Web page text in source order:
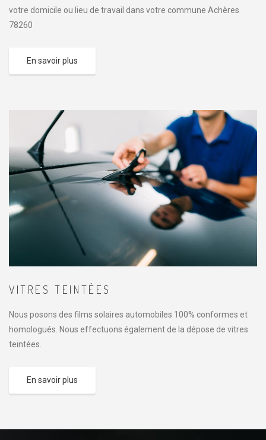
votre domicile ou lieu de travail dans votre commune Achères
78260
En savoir plus
VITRES TEINTÉES
Nous posons des films solaires automobiles 100% conformes et
homologués. Nous effectuons également de la dépose de vitres
teintées.
En savoir plus